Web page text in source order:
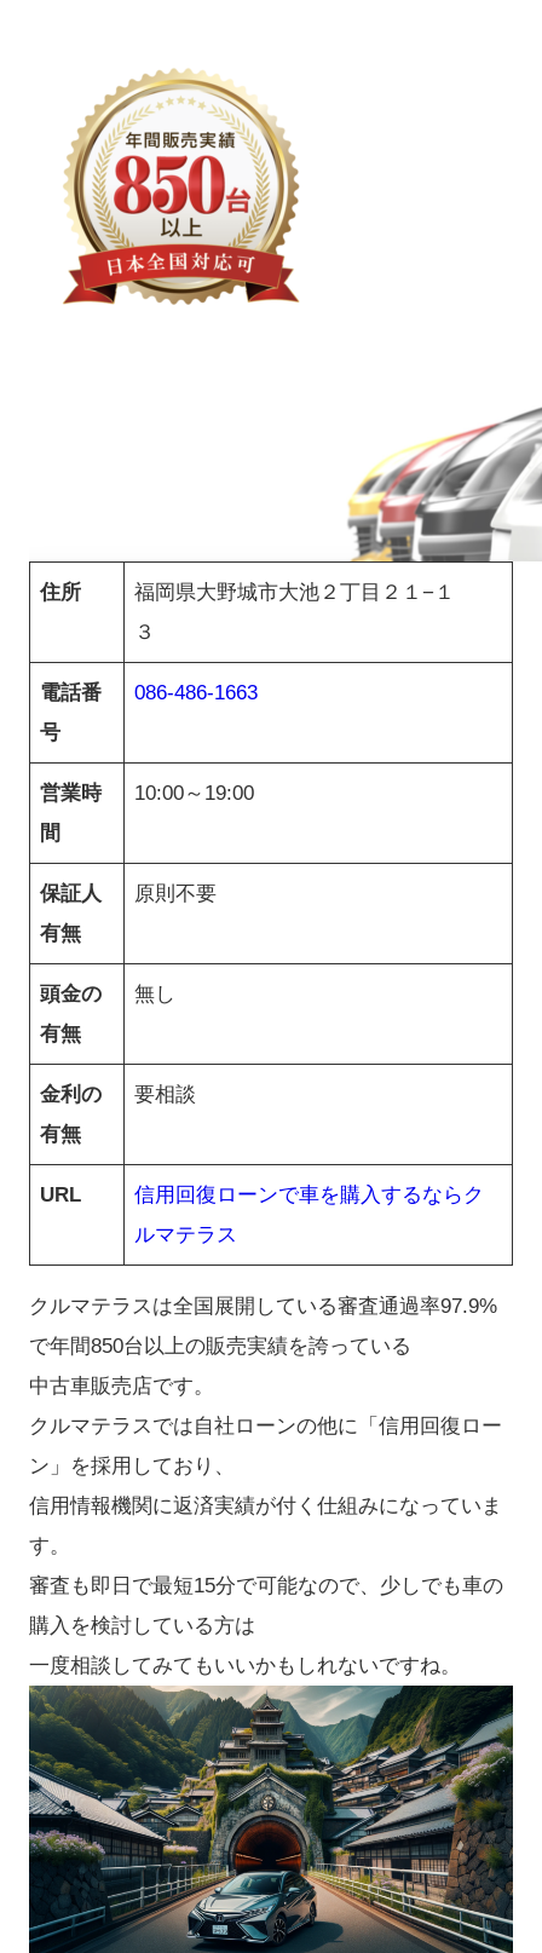
住所
福岡県大野城市大池２丁目２１−１
３
電話番
号
086-486-1663
営業時
間
10:00～19:00
保証人
有無
原則不要
頭金の
有無
無し
金利の
有無
要相談
URL
信用回復ローンで車を購入するならク
ルマテラス
クルマテラスは全国展開している審査通過率97.9%
で年間850台以上の販売実績を誇っている
中古車販売店です。
クルマテラスでは自社ローンの他に「信用回復ロー
ン」を採用しており、
信用情報機関に返済実績が付く仕組みになっていま
す。
審査も即日で最短15分で可能なので、少しでも車の
購入を検討している方は
一度相談してみてもいいかもしれないですね。